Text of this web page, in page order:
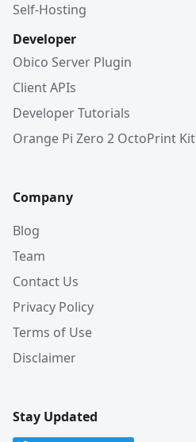
Self-Hosting
Developer
Obico Server Plugin
Client APIs
Developer Tutorials
Orange Pi Zero 2 OctoPrint Kit
Company
Blog
Team
Contact Us
Privacy Policy
Terms of Use
Disclaimer
Stay Updated